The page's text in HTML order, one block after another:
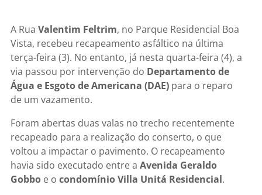
A Rua Valentim Feltrim, no Parque Residencial Boa
Vista, recebeu recapeamento asfáltico na última
terça-feira (3). No entanto, já nesta quarta-feira (4), a
via passou por intervenção do Departamento de
Água e Esgoto de Americana (DAE) para o reparo
de um vazamento.
Foram abertas duas valas no trecho recentemente
recapeado para a realização do conserto, o que
voltou a impactar o pavimento. O recapeamento
havia sido executado entre a Avenida Geraldo
Gobbo e o condomínio Villa Unitá Residencial.